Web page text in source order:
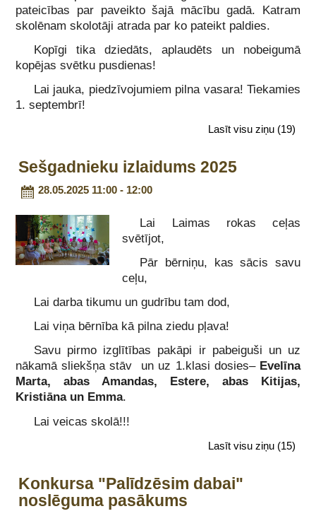
pateicības par paveikto šajā mācību gadā. Katram
skolēnam skolotāji atrada par ko pateikt paldies.
Kopīgi tika dziedāts, aplaudēts un nobeigumā
kopējas svētku pusdienas!
Lai jauka, piedzīvojumiem pilna vasara! Tiekamies
1. septembrī!
Lasīt visu ziņu (19)
Sešgadnieku izlaidums 2025
28.05.2025 11:00 - 12:00
Lai Laimas rokas ceļas
svētījot,
Pār bērniņu, kas sācis savu
ceļu,
Lai darba tikumu un gudrību tam dod,
Lai viņa bērnība kā pilna ziedu pļava!
Savu pirmo izglītības pakāpi ir pabeiguši un uz
nākamā sliekšņa stāv un uz 1.klasi dosies– Evelīna
Marta, abas Amandas, Estere, abas Kitijas,
Kristiāna un Emma.
Lai veicas skolā!!!
Lasīt visu ziņu (15)
Konkursa "Palīdzēsim dabai"
noslēguma pasākums